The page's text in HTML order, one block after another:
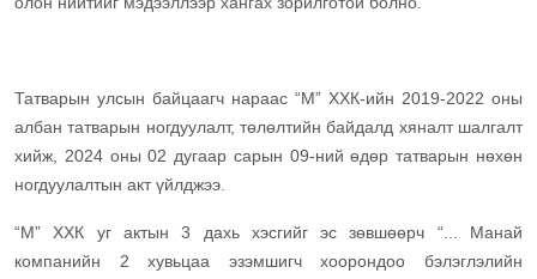
Татварын улсын байцаагч нараас “М” ХХК-ийн 2019-2022 оны
албан татварын ногдуулалт, төлөлтийн байдалд хяналт шалгалт
хийж, 2024 оны 02 дугаар сарын 09-ний өдөр татварын нөхөн
ногдуулалтын акт үйлджээ.
“М” ХХК уг актын 3 дахь хэсгийг эс зөвшөөрч “... Манай
компанийн 2 хувьцаа эзэмшигч хоорондоо бэлэглэлийн